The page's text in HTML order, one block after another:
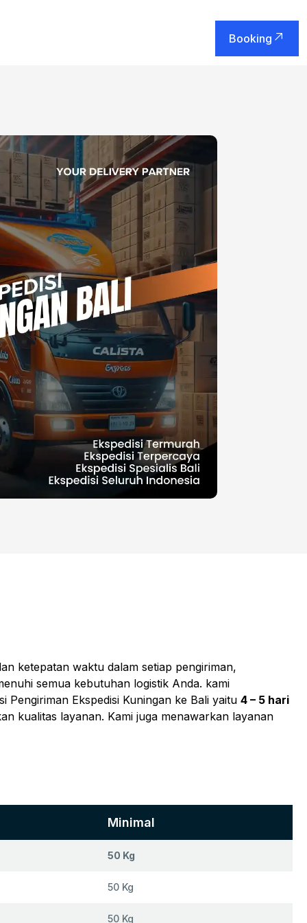
Booking
ketepatan waktu dalam setiap pengiriman,
semua kebutuhan logistik Anda. kami
Pengiriman Ekspedisi Kuningan ke Bali yaitu 4 – 5 hari
kualitas layanan. Kami juga menawarkan layanan
Minimal
50 Kg
50 Kg
50 Kg